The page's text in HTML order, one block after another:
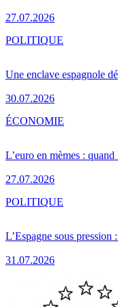
27.07.2026
Une enclave espagnole
30.07.2026
POLITIQUE
L’euro en mèmes :
27.07.2026
ÉCONOMIE
L’Espagne sous pression
31.07.2026
POLITIQUE